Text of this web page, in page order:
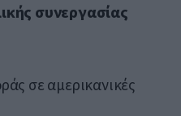
συνεργασίας
σε αμερικανικές